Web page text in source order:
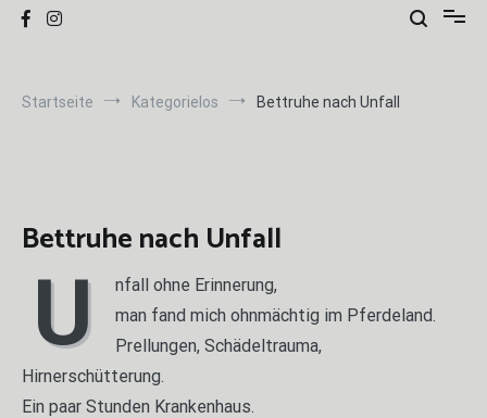
Startseite Kategorielos Bettruhe nach Unfall
Bettruhe nach Unfall
U
nfall ohne Erinnerung,
man fand mich ohnmächtig im Pferdeland.
Prellungen, Schädeltrauma,
Hirnerschütterung.
Ein paar Stunden Krankenhaus.